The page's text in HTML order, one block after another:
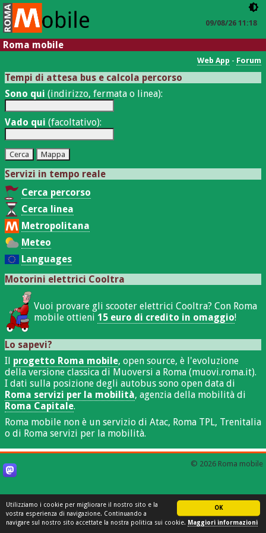
OK
Utilizziamo i cookie per migliorare il nostro sito e la
vostra esperienza di navigazione. Continuando a
navigare sul nostro sito accettate la nostra politica sui cookie. Maggiori informazioni
09/08/26 11:18
Roma mobile
Web App - Forum
Tempi di attesa bus e calcola percorso
Sono qui (indirizzo, fermata o linea):
Vado qui (facoltativo):
Servizi in tempo reale
Cerca percorso
Cerca linea
Metropolitana
Meteo
Languages
Motorini elettrici Cooltra
Vuoi provare gli scooter elettrici Cooltra? Con Roma
mobile ottieni 15 euro di credito in omaggio!
Lo sapevi?
Il progetto Roma mobile, open source, è l'evoluzione
della versione classica di Muoversi a Roma (muovi.roma.it).
I dati sulla posizione degli autobus sono open data di
Roma servizi per la mobilità, agenzia della mobilità di
Roma Capitale.
Roma mobile non è un servizio di Atac, Roma TPL, Trenitalia
o di Roma servizi per la mobilità.
© 2026 Roma mobile